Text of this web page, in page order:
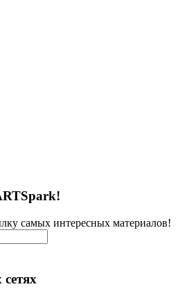
самых интересных материалов!